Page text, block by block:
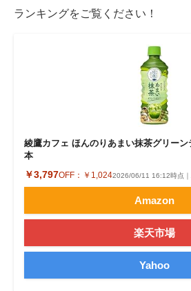
ランキングをご覧ください！
綾鷹カフェ ほんのりあまい抹茶グリー
本
￥3,797OFF： ￥1,0242026/06/11 16:12時点
Amazon
楽天市場
Yahoo